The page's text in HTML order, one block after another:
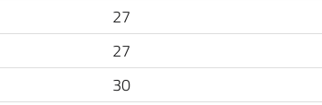
27
27
30